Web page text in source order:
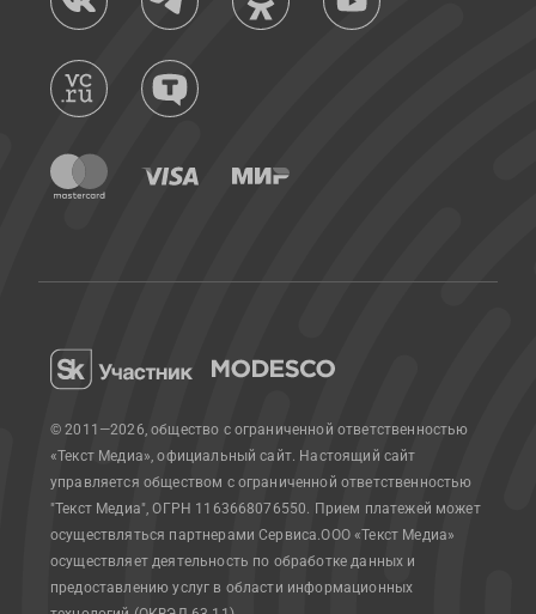
© 2011—2026, общество с ограниченной ответственностью
«Текст Медиа», официальный сайт. Настоящий сайт
управляется обществом с ограниченной ответственностью
"Текст Медиа", ОГРН 1163668076550. Прием платежей может
осуществляться партнерами Сервиса.ООО «Текст Медиа»
осуществляет деятельность по обработке данных и
предоставлению услуг в области информационных